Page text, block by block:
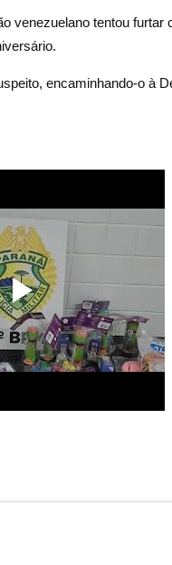
venezuelano tentou furtar
encaminhando-o à